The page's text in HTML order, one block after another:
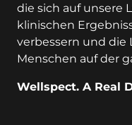
die sich auf unsere
klinischen
verbessern und die
Menschen auf der
Wellspect. A Real